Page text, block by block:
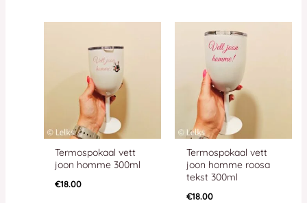
Termospokaal vett
joon homme 300ml
€18.00
Termospokaal vett
joon homme roosa
tekst 300ml
€18.00